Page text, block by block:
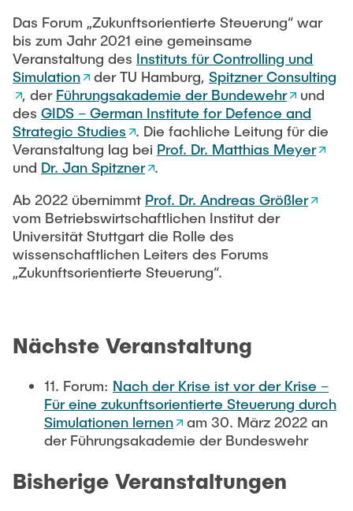
Das Forum „Zukunftsorientierte Steuerung“ war
bis zum Jahr 2021 eine gemeinsame
Veranstaltung des Instituts für Controlling und
Simulation
der TU Hamburg, Spitzner Consulting
, der Führungsakademie der Bundewehr
und
des GIDS – German Institute for Defence and
Strategic Studies
. Die fachliche Leitung für die
Veranstaltung lag bei Prof. Dr. Matthias Meyer
und Dr. Jan Spitzner .
Ab 2022 übernimmt Prof. Dr. Andreas Größler
vom Betriebswirtschaftlichen Institut der
Universität Stuttgart die Rolle des
wissenschaftlichen Leiters des Forums
„Zukunftsorientierte Steuerung“.
Nächste Veranstaltung
11. Forum: Nach der Krise ist vor der Krise –
Für eine zukunftsorientierte Steuerung durch
Simulationen lernen
am 30. März 2022 an
der Führungsakademie der Bundeswehr
Bisherige Veranstaltungen